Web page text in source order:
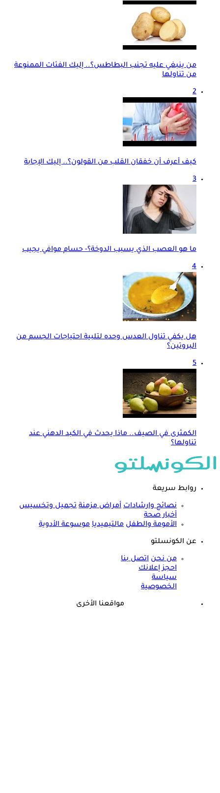
من ينبغي عليه تجنب البطاطس؟.. إليك الفئات الممنوعة
من تناولها
2
كيف أعرف أن خفقان القلب من القولون؟.. إليك الإجابة
3
ما هو العصب الذي يسبب الدوخة؟- حسام موافي يجيب
4
هل يكفي تناول العدس وحده لتلبية احتياجات الجسم من
البروتين؟
5
الكمثرى في الصيف.. ماذا يحدث في الكبد الدهني عند
تناولها؟
روابط سريعة
نصائح وارشادات أمراض مزمنة تجميل وتخسيس
أخبار صحة
الأمومة والطفل مالتيميديا موسوعة الأدوية
عن الكونسلتو
من نحن اتصل بنا
احجز إعلانك
سياسة
الخصوصية
مواقعنا الأخرى